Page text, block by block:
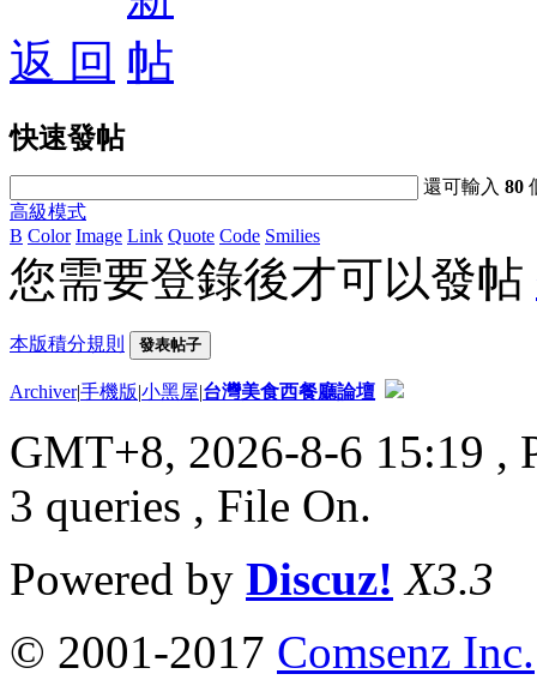
返 回
快速發帖
還可輸入80
高級模式
B Color Image Link Quote Code Smilies
您需要登錄後才可以發帖
本版積分規則 發表帖子
Archiver|手機版|小黑屋|台灣美食西餐廳論壇
GMT+8, 2026-8-6 15:19 ,
3 queries , File On.
Powered by Discuz! X3.3
© 2001-2017 Comsenz Inc.